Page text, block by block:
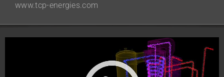
www.tcp-energies.com